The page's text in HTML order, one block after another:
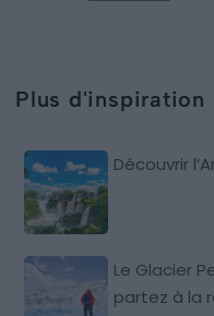
Plus d'inspiration
Découvrir
Le Glacier
partez à la